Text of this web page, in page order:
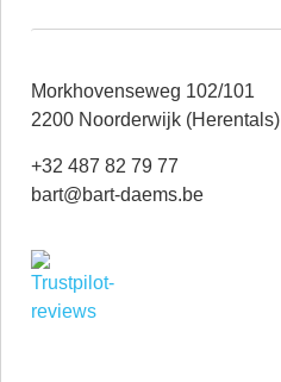
Morkhovenseweg 102/101
2200 Noorderwijk (Herentals)
+32 487 82 79 77
bart@bart-daems.be